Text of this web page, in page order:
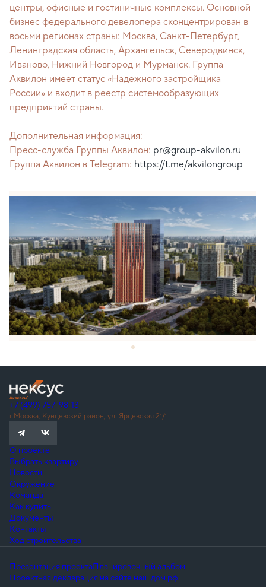
центры, офисные и гостиничные комплексы. Основной
бизнес федерального девелопера сконцентрирован в
восьми регионах страны: Москва, Санкт-Петербург,
Ленинградская область, Архангельск, Северодвинск,
Иваново, Нижний Новгород и Мурманск. Группа
Аквилон имеет статус «Надежного застройщика
России» и входит в реестр системообразующих
предприятий страны.
Дополнительная информация:
Пресс-служба Группы Аквилон: pr@group-akvilon.ru
Группа Аквилон в Telegram: https://t.me/akvilongroup
+7 (499) 757-98-13
г.Москва, Кунцевский район, ул. Ярцевская 21/1
О проекте
Выбрать квартиру
Новости
Окружение
Команда
Как купить
Документы
Контакты
Ход строительства
Презентация проектаПланировочный альбом
Проектная декларация на сайте наш.дом.рф